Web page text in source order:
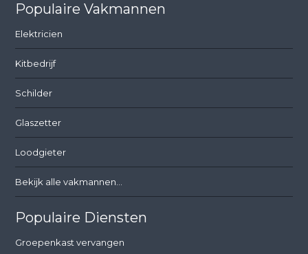
Populaire Vakmannen
Elektricien
Kitbedrijf
Schilder
Glaszetter
Loodgieter
Bekijk alle vakmannen...
Populaire Diensten
Groepenkast vervangen